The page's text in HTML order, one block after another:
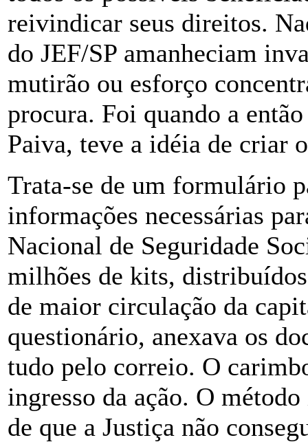
reivindicar seus direitos.
do JEF/SP amanheciam
mutirão ou esforço
procura. Foi quando a
Paiva, teve a idéia de criar
Trata-se de um formulário
informações necessárias
Nacional de Seguridade
milhões de kits,
de maior circulação da
questionário, anexava os
tudo pelo correio. O
ingresso da ação. O
de que a Justiça não